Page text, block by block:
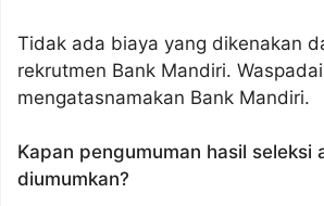
Tidak ada biaya yang dikenakan
rekrutmen Bank Mandiri.
mengatasnamakan Bank Mandiri.
Kapan pengumuman hasil seleksi
diumumkan?